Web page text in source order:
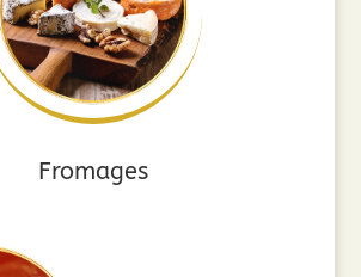
Fromages